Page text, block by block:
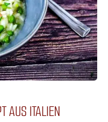
AUS ITALIEN